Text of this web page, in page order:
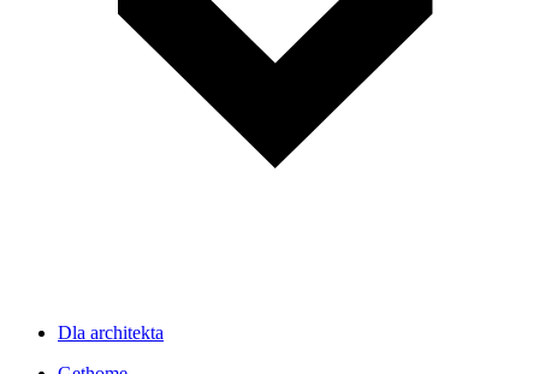
Dla architekta